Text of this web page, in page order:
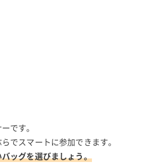
です。
でスマートに参加できます。
ッグを選びましょう。